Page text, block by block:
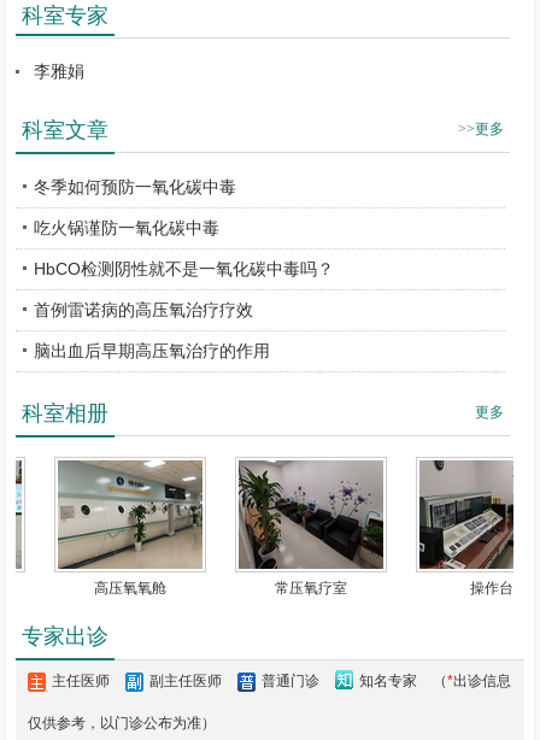
目前共拥有医护技6人，均持有特种设备操作证及相关氧舱操作
人，均有专业的高压氧治疗护理经验，并且定期参加院内技能考核和
业务培训。氧舱技师1人，熟练掌握氧舱操作、维修，负责日常氧舱
维护、保养等工作以确保氧舱安全正常运行。
做为目前北京城市副中心唯一一家拥有高压氧舱的三级综合医
院，高压氧科承担了北京东部地区一氧化碳中毒以及其他危重症患者
的救治工作，医护人员24小时待命，可随时给予开舱治疗。目前
氧科诊疗疾病范围广泛，包括有害气体中毒、脑血管病、脑外伤、突
发性耳聋、耳鸣、皮瓣移植术后、难愈性伤口、
等多种急性缺血缺氧所致疾病。同时可为各年龄段人群提供高压氧治
疗，包括婴幼儿。根据患者情况提供适宜的吸氧用具，包括面罩、头
罩、头盔、婴儿平衡车等。
科室人员积极参与北京市及全国范围内的高压氧学术会议活动，
并连续3年参加全国高压氧医学主题宣传活动，举办义诊、免费高压
氧体验、健康宣讲等活动。定期进行继续教育讲座、健康宣教，与骨
科、神经科、全科等多科室联合开展治疗，为更多患者提供全面、优
质的高压氧医疗服务，对于重症患者安排医护人员陪同治疗，以确保
治疗过程的安全有效，使高压氧治疗可以惠及更多人群，为北京城市
副中心的建设和发展提供了有效的医疗保障。
科室专家
李雅娟
>>更多
科室文章
冬季如何预防一氧化碳中毒
吃火锅谨防一氧化碳中毒
HbCO检测阴性就不是一氧化碳中毒吗？
首例雷诺病的高压氧治疗疗效
脑出血后早期高压氧治疗的作用
科室相册 更多
高压氧氧舱 常压氧疗室 操作台
专家出诊
主任医师 副主任医师 普通门诊 知名专家 （*出诊信息
仅供参考，以门诊公布为准）